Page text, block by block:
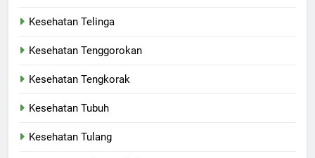
Kesehatan Telinga
Kesehatan Tenggorokan
Kesehatan Tengkorak
Kesehatan Tubuh
Kesehatan Tulang